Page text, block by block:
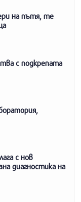
на пътя, те
с подкрепата
с нов
диагностика на